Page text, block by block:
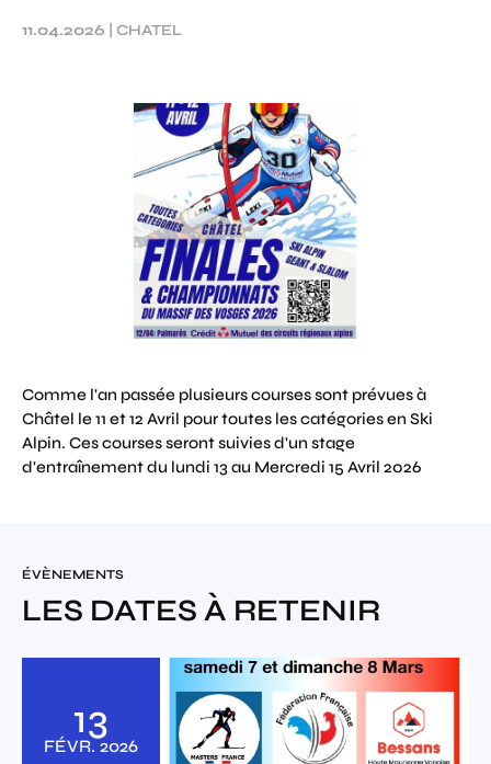
11.04.2026 CHATEL
Comme l'an passée plusieurs courses sont prévues à
Châtel le 11 et 12 Avril pour toutes les catégories en Ski
Alpin. Ces courses seront suivies d'un stage
d'entraînement du lundi 13 au Mercredi 15 Avril 2026
ÉVÈNEMENTS
LES DATES À RETENIR
13
FÉVR. 2026